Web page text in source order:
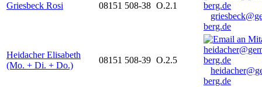
Griesbeck Rosi 08151 508-38 O.2.1
berg.de
Heidacher Elisabeth
(Mo. + Di. + Do.)
08151 508-39 O.2.5
berg.de